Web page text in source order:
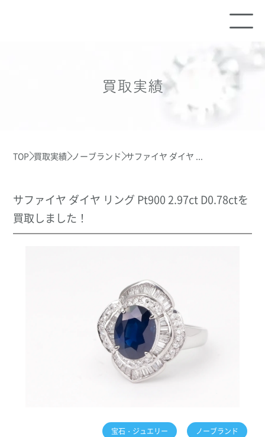
買取実績
TOP 買取実績 ノーブランド サファイヤ ダイヤ ...
サファイヤ ダイヤ リング Pt900 2.97ct D0.78ctを
買取しました！
宝石・ジュエリー ノーブランド